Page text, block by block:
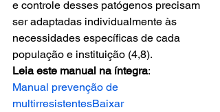
e controle desses patógenos precisam
ser adaptadas individualmente às
necessidades específicas de cada
população e instituição (4,8).
Leia este manual na íntegra:
Manual prevenção de
multirresistentesBaixar